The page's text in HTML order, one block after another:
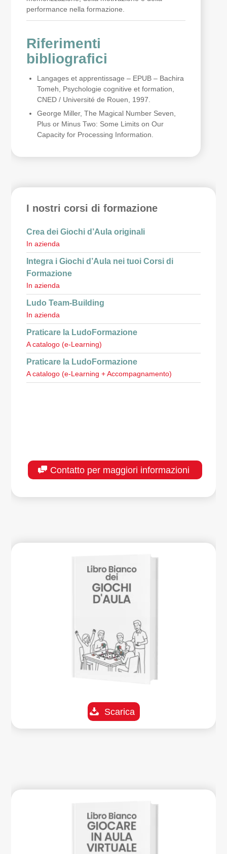
performance nella formazione.
Riferimenti
bibliografici
Langages et apprentissage – EPUB – Bachira
Tomeh, Psychologie cognitive et formation,
CNED / Université de Rouen, 1997.
George Miller, The Magical Number Seven,
Plus or Minus Two: Some Limits on Our
Capacity for Processing Information.
I nostri corsi di formazione
Crea dei Giochi d’Aula originali
In azienda
Integra i Giochi d’Aula nei tuoi Corsi di
Formazione
In azienda
Ludo Team-Building
In azienda
Praticare la LudoFormazione
A catalogo (e-Learning)
Praticare la LudoFormazione
A catalogo (e-Learning + Accompagnamento)
Contatto per maggiori informazioni
Scarica